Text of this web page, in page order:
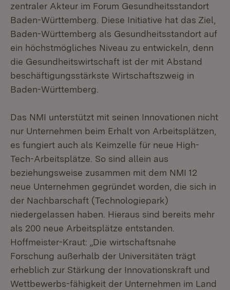
zentraler Akteur im Forum Gesundheitsstandort
Baden-Württemberg. Diese Initiative hat das Ziel,
Baden-Württemberg als Gesundheitsstandort auf
ein höchstmögliches Niveau zu entwickeln, denn
die Gesundheitswirtschaft ist der mit Abstand
beschäftigungsstärkste Wirtschaftszweig in
Baden-Württemberg.
Das NMI unterstützt mit seinen Innovationen nicht
nur Unternehmen beim Erhalt von Arbeitsplätzen,
es fungiert auch als Keimzelle für neue High-
Tech-Arbeitsplätze. So sind allein aus
beziehungsweise zusammen mit dem NMI 12
neue Unternehmen gegründet worden, die sich in
der Nachbarschaft (Technologiepark)
niedergelassen haben. Hieraus sind bereits mehr
als 200 neue Arbeitsplätze entstanden.
Hoffmeister-Kraut: „Die wirtschaftsnahe
Forschung außerhalb der Universitäten trägt
erheblich zur Stärkung der Innovationskraft und
Wettbewerbs-fähigkeit der Unternehmen im Land